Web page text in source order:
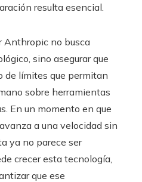
resulta esencial.
Anthropic no busca
sino asegurar que
de límites que permitan
sobre herramientas
En un momento en que
a una velocidad sin
ya no parece ser
crecer esta tecnología,
que ese